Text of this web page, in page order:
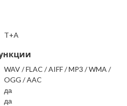
T+A
WAV / FLAC / AIFF / MP3 / WMA /
OGG / AAC
да
да